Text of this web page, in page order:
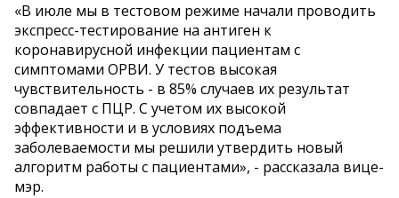
«В июле мы в тестовом режиме начали проводить
экспресс-тестирование на антиген к
коронавирусной инфекции пациентам с
симптомами ОРВИ. У тестов высокая
чувствительность - в 85% случаев их результат
совпадает с ПЦР. С учетом их высокой
эффективности и в условиях подъема
заболеваемости мы решили утвердить новый
алгоритм работы с пациентами», - рассказала вице-
мэр.